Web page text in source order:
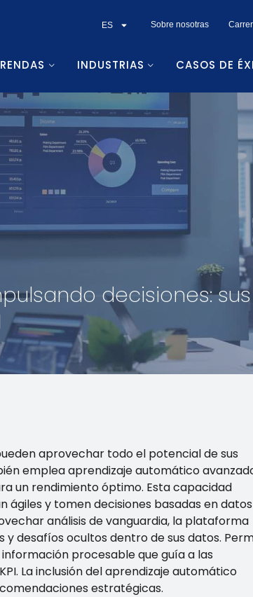
ES Sobre nosotras
INDUSTRIAS CASOS DE
decisiones:
aprovechar todo el potencial de sus
emplea aprendizaje automático
un rendimiento óptimo. Esta capacidad
y tomen decisiones basadas en datos
análisis de vanguardia, la plataforma
desafíos ocultos dentro de sus datos.
procesable que guía a las
La inclusión del aprendizaje automático
estratégicas.